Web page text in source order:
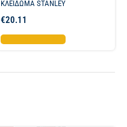
ΚΛΕΙΔΩΜΑ STANLEY
€20.11
Προσθήκη στο καλάθι